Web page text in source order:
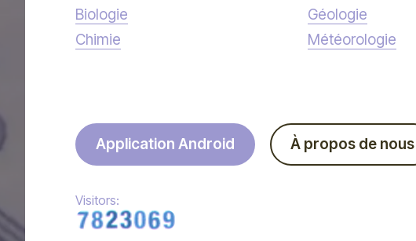
Biologie
Chimie
Géologie
Météorologie
Application Android À propos de nous
Visitors: